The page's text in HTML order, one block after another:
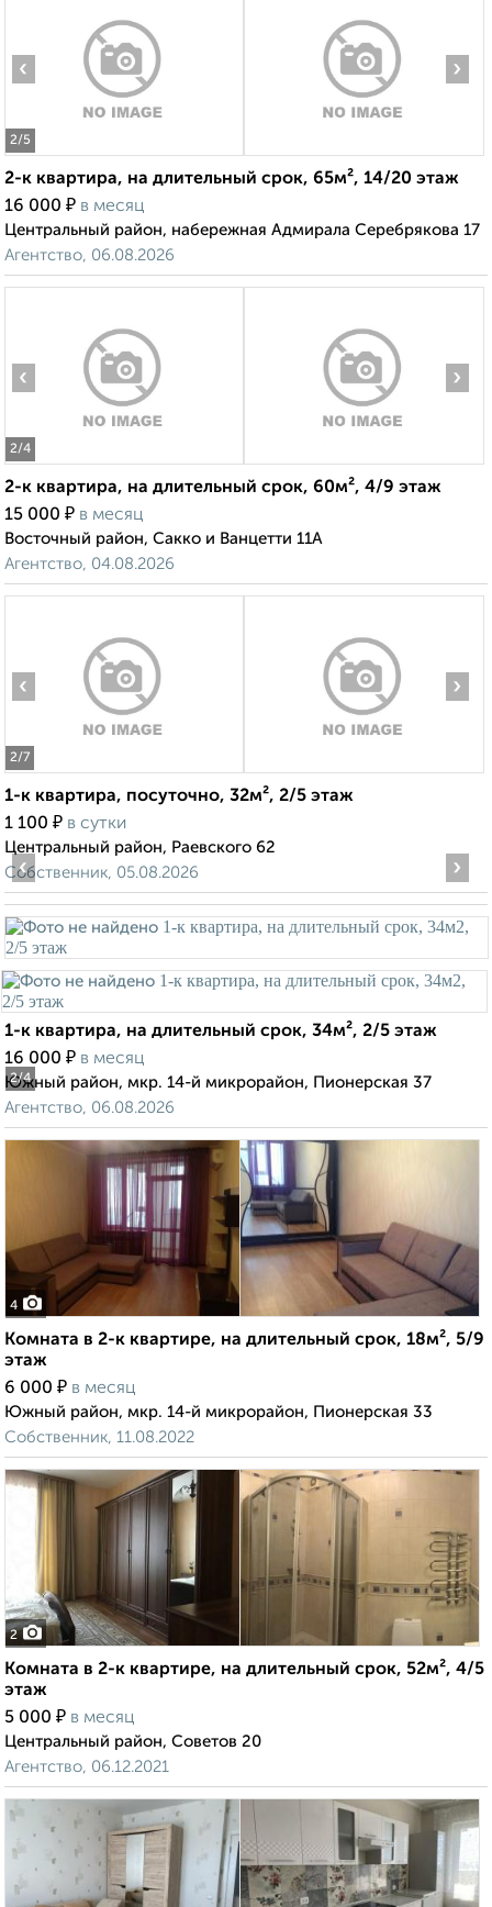
2/5
‹ ›
2-к квартира, на длительный срок, 65м², 14/20 этаж
16 000 ₽ в месяц
Центральный район, набережная Адмирала Серебрякова 17
Агентство, 06.08.2026
2/4
‹ ›
2-к квартира, на длительный срок, 60м², 4/9 этаж
15 000 ₽ в месяц
Восточный район, Сакко и Ванцетти 11А
Агентство, 04.08.2026
2/7
‹ ›
1-к квартира, посуточно, 32м², 2/5 этаж
1 100 ₽ в сутки
Центральный район, Раевского 62
Собственник, 05.08.2026
2/4
‹ ›
1-к квартира, на длительный срок, 34м², 2/5 этаж
16 000 ₽ в месяц
Южный район, мкр. 14-й микрорайон, Пионерская 37
Агентство, 06.08.2026
4
Комната в 2-к квартире, на длительный срок, 18м², 5/9
этаж
6 000 ₽ в месяц
Южный район, мкр. 14-й микрорайон, Пионерская 33
Собственник, 11.08.2022
2
Комната в 2-к квартире, на длительный срок, 52м², 4/5
этаж
5 000 ₽ в месяц
Центральный район, Советов 20
Агентство, 06.12.2021